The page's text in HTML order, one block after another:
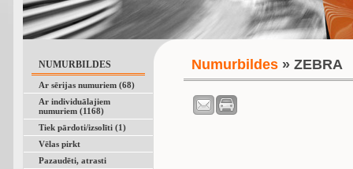
NUMURBILDES
Ar sērijas numuriem (68)
Ar individuālajiem
numuriem (1168)
Tiek pārdoti/izsolīti (1)
Vēlas pirkt
Pazaudēti, atrasti
Numurbildes» ZEBRA